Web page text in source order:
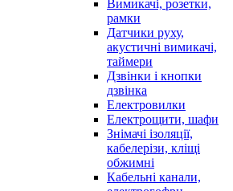
Вимикачі, розетки,
рамки
Датчики руху,
акустичні вимикачі,
таймери
Дзвінки і кнопки
дзвінка
Електровилки
Електрощити, шафи
Знімачі ізоляції,
кабелерізи, кліщі
обжимні
Кабельні канали,